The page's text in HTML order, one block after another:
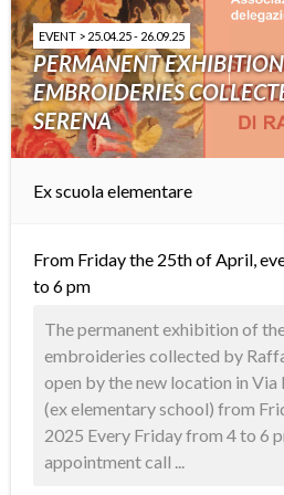
EVENT > 25.04.25 - 26.09.25
PERMANENT
EMBROIDERIES
SERENA
Ex scuola elementare
From Friday the 25th of April,
to 6 pm
The permanent exhibition of
embroideries collected by
open by the new location in
(ex elementary school) from
2025 Every Friday from 4 to 6
appointment call ...